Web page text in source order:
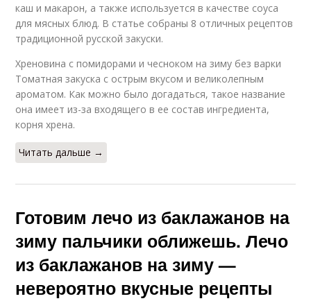
каш и макарон, а также используется в качестве соуса
для мясных блюд. В статье собраны 8 отличных рецептов
традиционной русской закуски.
Хреновина с помидорами и чесноком на зиму без варки
Томатная закуска с острым вкусом и великолепным
ароматом. Как можно было догадаться, такое название
она имеет из-за входящего в ее состав ингредиента,
корня хрена.
Читать дальше →
Готовим лечо из баклажанов на
зиму пальчики оближешь. Лечо
из баклажанов на зиму —
невероятно вкусные рецепты